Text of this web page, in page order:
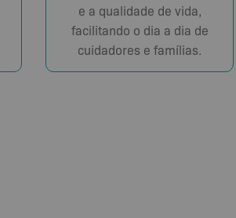
e a qualidade de vida,
facilitando o dia a dia de
cuidadores e famílias.